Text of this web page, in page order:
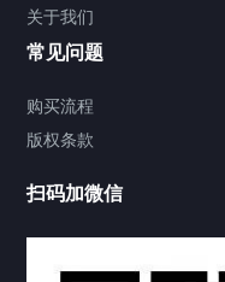
视频中心
关于我们
常见问题
购买流程
版权条款
扫码加微信